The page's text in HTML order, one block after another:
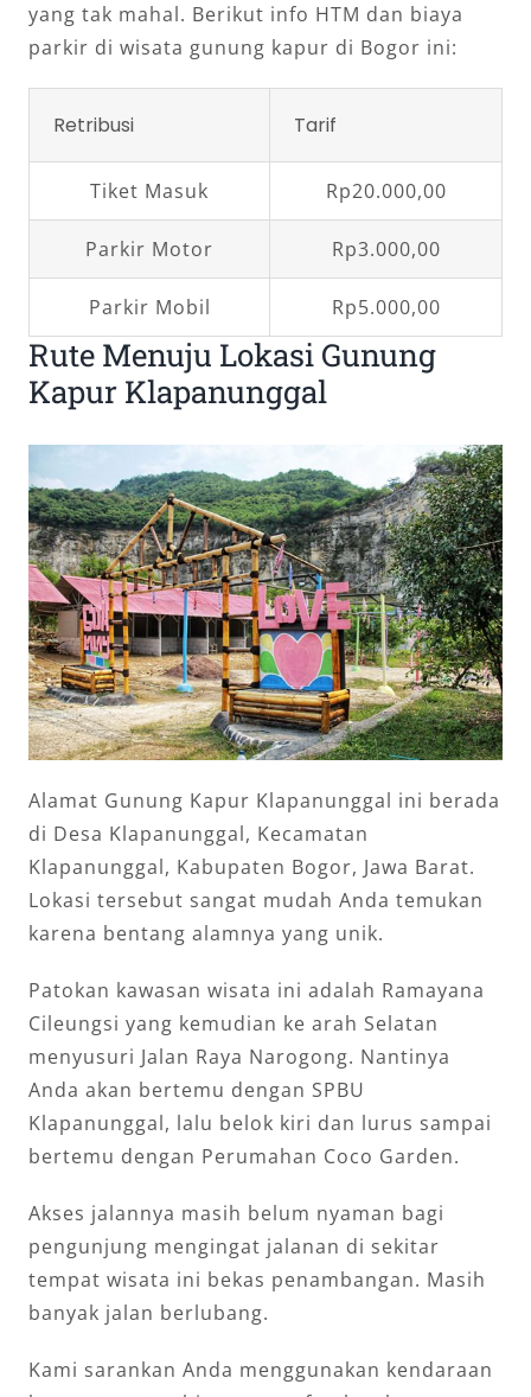
yang tak mahal. Berikut info HTM dan biaya
parkir di wisata gunung kapur di Bogor ini:
Retribusi Tarif
Tiket Masuk Rp20.000,00
Parkir Motor Rp3.000,00
Parkir Mobil Rp5.000,00
Rute Menuju Lokasi Gunung
Kapur Klapanunggal
Alamat Gunung Kapur Klapanunggal ini berada
di Desa Klapanunggal, Kecamatan
Klapanunggal, Kabupaten Bogor, Jawa Barat.
Lokasi tersebut sangat mudah Anda temukan
karena bentang alamnya yang unik.
Patokan kawasan wisata ini adalah Ramayana
Cileungsi yang kemudian ke arah Selatan
menyusuri Jalan Raya Narogong. Nantinya
Anda akan bertemu dengan SPBU
Klapanunggal, lalu belok kiri dan lurus sampai
bertemu dengan Perumahan Coco Garden.
Akses jalannya masih belum nyaman bagi
pengunjung mengingat jalanan di sekitar
tempat wisata ini bekas penambangan. Masih
banyak jalan berlubang.
Kami sarankan Anda menggunakan kendaraan